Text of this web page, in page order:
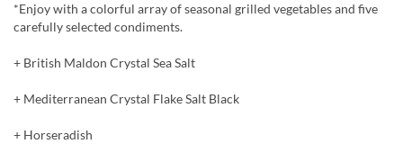
*Enjoy with a colorful array of seasonal grilled vegetables and five
carefully selected condiments.
+ British Maldon Crystal Sea Salt
+ Mediterranean Crystal Flake Salt Black
+ Horseradish